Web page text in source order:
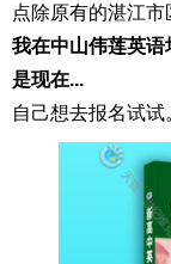
点除原有的湛江市
我在中山伟莲英
是现在...
自己想去报名试